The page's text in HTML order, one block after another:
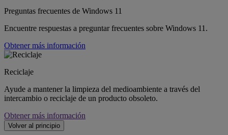
Preguntas frecuentes de Windows 11
Encuentre respuestas a preguntar frecuentes sobre Windows 11.
Obtener más información
Reciclaje
Ayude a mantener la limpieza del medioambiente a través del
intercambio o reciclaje de un producto obsoleto.
Obtener más información
Volver al principio